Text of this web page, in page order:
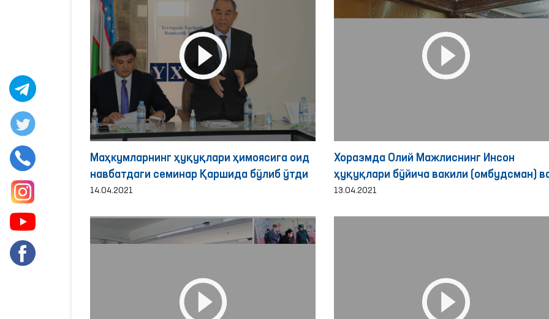
Маҳкумларнинг ҳуқуқлари ҳимоясига оид
навбатдаги семинар Қаршида бўлиб ўтди
14.04.2021
Хоразмда Олий Мажлиснинг Инсон
ҳуқуқлари бўйича вакили (омбудсман)
ЕХҲТнинг Ўзбекистондаги лойиҳалари
13.04.2021